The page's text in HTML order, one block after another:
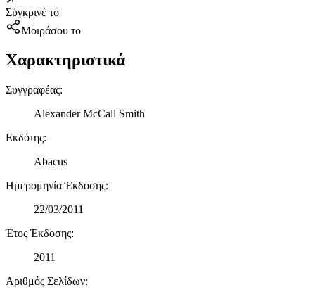
Σύγκρινέ το
Μοιράσου το
Χαρακτηριστικά
Συγγραφέας:
Alexander McCall Smith
Εκδότης:
Abacus
Ημερομηνία Έκδοσης:
22/03/2011
Έτος Έκδοσης:
2011
Αριθμός Σελίδων: